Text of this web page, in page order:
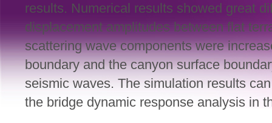
results. Numerical results showed great
displacement amplitudes between flat
scattering wave components were
boundary and the canyon surface
seismic waves. The simulation results
the bridge dynamic response analysis in